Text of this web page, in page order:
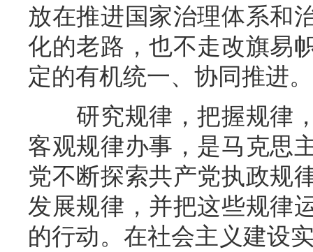
放在推进国家治理体系和
化的老路，也不走改旗易
定的有机统一、协同推进。
研究规律，把握规律，
客观规律办事，是马克思
党不断探索共产党执政规
发展规律，并把这些规律
的行动。在社会主义建设